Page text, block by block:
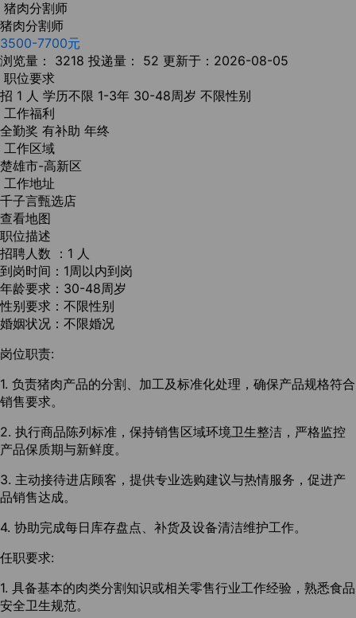
猪肉分割师
猪肉分割师
3500-7700元
浏览量： 3218 投递量： 52 更新于：2026-08-05
职位要求
招 1 人 学历不限 1-3年 30-48周岁 不限性别
工作福利
全勤奖 有补助 年终
工作区域
楚雄市-高新区
工作地址
千子言甄选店
查看地图
职位描述
招聘人数 ：1 人
到岗时间：1周以内到岗
年龄要求：30-48周岁
性别要求：不限性别
婚姻状况：不限婚况
岗位职责:
1. 负责猪肉产品的分割、加工及标准化处理，确保产品规格符合
销售要求。
2. 执行商品陈列标准，保持销售区域环境卫生整洁，严格监控
产品保质期与新鲜度。
3. 主动接待进店顾客，提供专业选购建议与热情服务，促进产
品销售达成。
4. 协助完成每日库存盘点、补货及设备清洁维护工作。
任职要求:
1. 具备基本的肉类分割知识或相关零售行业工作经验，熟悉食品
安全卫生规范。